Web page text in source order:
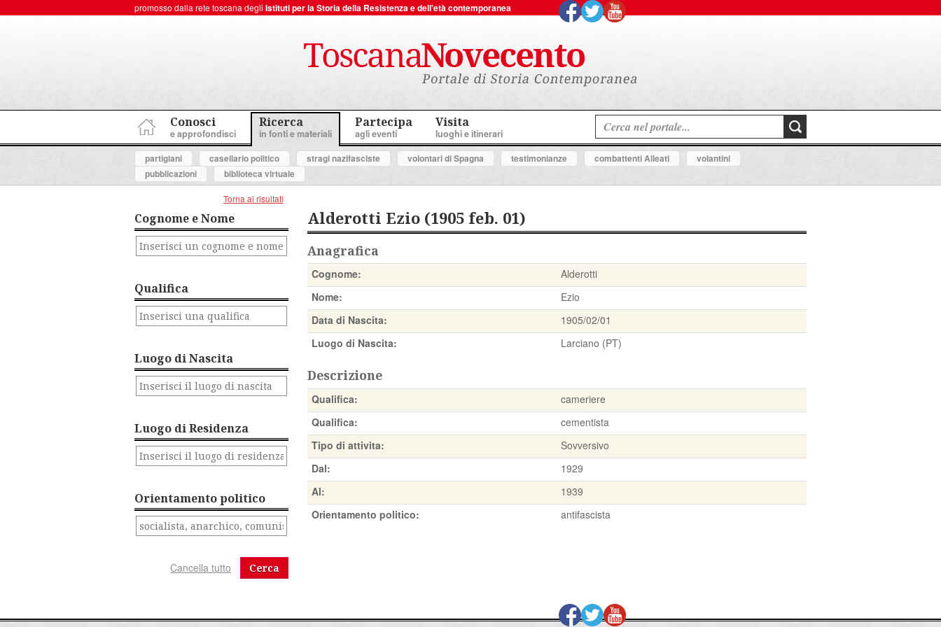
promosso dalla rete toscana degli Istituti per la Storia della Resistenza e dell'età contemporanea
Conosci
e approfondisci
Ricerca
in fonti e materiali
Partecipa
agli eventi
Visita
luoghi e itinerari
partigiani
casellario politico stragi nazifasciste volontari di Spagna testimonianze combattenti Alleati
volantini
pubblicazioni
biblioteca virtuale
Cognome e Nome
Qualifica
Luogo di Nascita
Luogo di Residenza
Orientamento politico
Cerca
Torna ai risultati
Alderotti Ezio (1905 feb. 01)
Anagrafica
Cognome:
Alderotti
Nome:
Ezio
Data di Nascita:
1905/02/01
Luogo di Nascita:
Larciano (PT)
Descrizione
Qualifica:
cameriere
Qualifica:
cementista
Tipo di attivita:
Sovversivo
Dal:
1929
Al:
1939
Orientamento politico:
antifascista